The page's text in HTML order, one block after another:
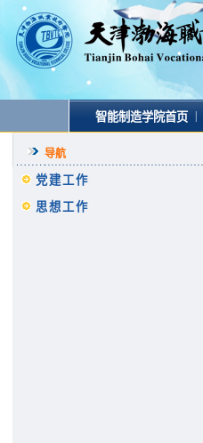
智能制造学院首页
导航
党建工作
思想工作